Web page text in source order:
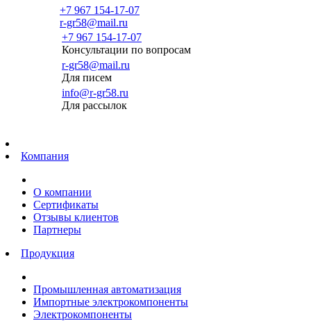
+7 967 154-17-07
r-gr58@mail.ru
+7 967 154-17-07
Консультации по вопросам
r-gr58@mail.ru
Для писем
info@r-gr58.ru
Для рассылок
Компания
О компании
Сертификаты
Отзывы клиентов
Партнеры
Продукция
Промышленная автоматизация
Импортные электрокомпоненты
Электрокомпоненты